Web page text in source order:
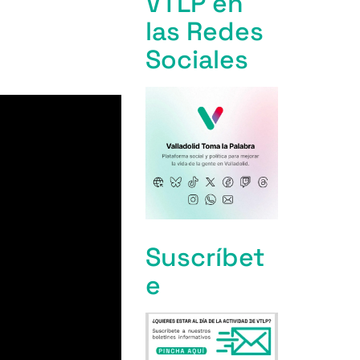
las Redes
Sociales
Suscríbet
e